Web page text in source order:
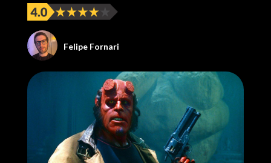
Felipe Fornari